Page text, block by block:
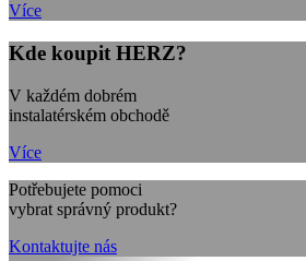
Více
Kde koupit HERZ?
V každém dobrém
instalatérském obchodě
Více
Potřebujete pomoci
vybrat správný produkt?
Kontaktujte nás